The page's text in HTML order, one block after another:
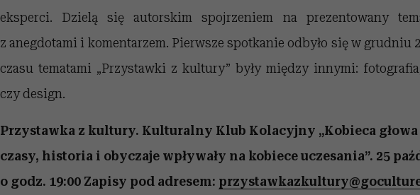
eksperci. Dzielą się autorskim spojrzeniem na prezentowany
z anegdotami i komentarzem. Pierwsze spotkanie odbyło się w grudniu
czasu tematami „Przystawki z kultury” były między innymi:
czy design.
Przystawka z kultury. Kulturalny Klub Kolacyjny „Kobieca
czasy, historia i obyczaje wpływały na kobiece uczesania”. 25
o godz. 19:00 Zapisy pod adresem: